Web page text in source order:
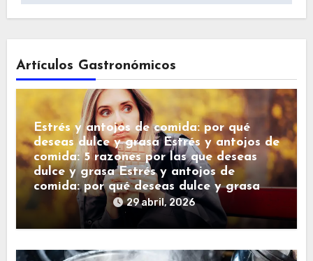
Artículos Gastronómicos
Estrés y antojos de comida: por qué
deseas dulce y grasa Estrés y antojos de
comida: 5 razones por las que deseas
dulce y grasa Estrés y antojos de
comida: por qué deseas dulce y grasa
29 abril, 2026